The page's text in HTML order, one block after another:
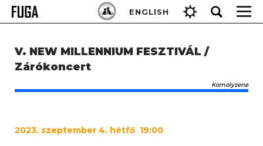
Skip
ENGLISH
Keresés:
V. NEW MILLENNIUM FESZTIVÁL /
Zárókoncert
Komolyzene
2023. szeptember 4. hétfő 19:00